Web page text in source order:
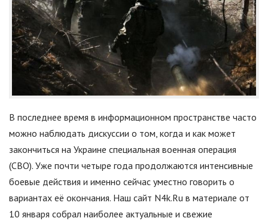
В последнее время в информационном пространстве часто
можно наблюдать дискуссии о том, когда и как может
закончиться на Украине специальная военная операция
(СВО). Уже почти четыре года продолжаются интенсивные
боевые действия и именно сейчас уместно говорить о
вариантах её окончания. Наш сайт N4k.Ru в материале от
10 января собрал наиболее актуальные и свежие